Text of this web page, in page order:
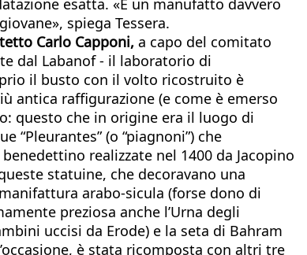
esatta. «È un manufatto davvero
spiega Tessera.
Carlo Capponi, a capo del comitato
dal Labanof - il laboratorio di
il busto con il volto ricostruito è
antica raffigurazione (e come è emerso
questo che in origine era il luogo di
(o “piagnoni”) che
realizzate nel 1400 da Jacopino
statuine, che decoravano una
arabo-sicula (forse dono di
preziosa anche l’Urna degli
uccisi da Erode) e la seta di Bahram
è stata ricomposta con altri tre